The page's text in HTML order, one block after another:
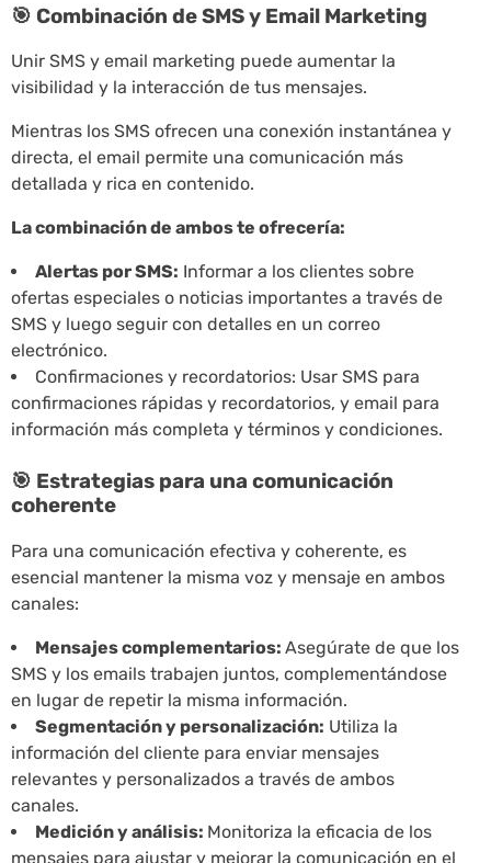
🎯 Combinación de SMS y Email Marketing
Unir SMS y email marketing puede aumentar la
visibilidad y la interacción de tus mensajes.
Mientras los SMS ofrecen una conexión instantánea y
directa, el email permite una comunicación más
detallada y rica en contenido.
La combinación de ambos te ofrecería:
Alertas por SMS: Informar a los clientes sobre
ofertas especiales o noticias importantes a través de
SMS y luego seguir con detalles en un correo
electrónico.
Confirmaciones y recordatorios: Usar SMS para
confirmaciones rápidas y recordatorios, y email para
información más completa y términos y condiciones.
🎯 Estrategias para una comunicación
coherente
Para una comunicación efectiva y coherente, es
esencial mantener la misma voz y mensaje en ambos
canales:
Mensajes complementarios: Asegúrate de que los
SMS y los emails trabajen juntos, complementándose
en lugar de repetir la misma información.
Segmentación y personalización: Utiliza la
información del cliente para enviar mensajes
relevantes y personalizados a través de ambos
canales.
Medición y análisis: Monitoriza la eficacia de los
mensajes para ajustar y mejorar la comunicación en el